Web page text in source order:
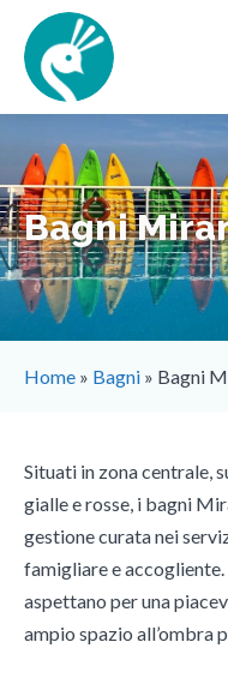
Bagni
Home » Bagni » Bagni
Situati in zona centrale,
gialle e rosse, i bagni
gestione curata nei
famigliare e
aspettano per una
ampio spazio all’ombra